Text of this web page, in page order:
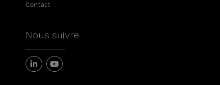
Contact
Nous suivre